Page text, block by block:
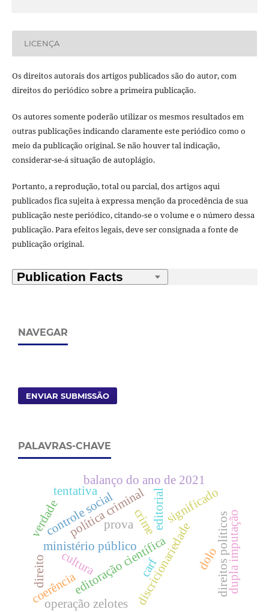
LICENÇA
Os direitos autorais dos artigos publicados são do autor, com
direitos do periódico sobre a primeira publicação.
Os autores somente poderão utilizar os mesmos resultados em
outras publicações indicando claramente este periódico como o
meio da publicação original. Se não houver tal indicação,
considerar-se-á situação de autoplágio.
Portanto, a reprodução, total ou parcial, dos artigos aqui
publicados fica sujeita à expressa menção da procedência de sua
publicação neste periódico, citando-se o volume e o número dessa
publicação. Para efeitos legais, deve ser consignada a fonte de
publicação original.
NAVEGAR
ENVIAR SUBMISSÃO
PALAVRAS-CHAVE
editoração científica
editorial
balanço do ano de 2021
discricionariedade
política criminal
ministério público
crime
cultura
significado
controle social
operação zelotes
carf direitos políticos
verdade prova
coerência
direito dupla imputação
dolo
tentativa